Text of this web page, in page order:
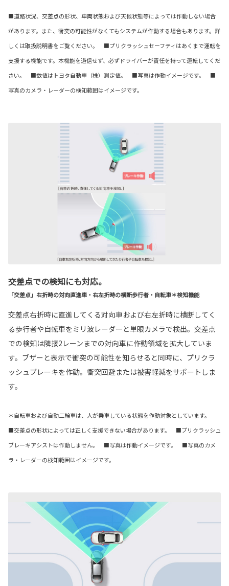
■道路状況、交差点の形状、車両状態および天候状態等によっては作動しない場合
があります。また、衝突の可能性がなくてもシステムが作動する場合もあります。詳
しくは取扱説明書をご覧ください。 ■プリクラッシュセーフティはあくまで運転を
支援する機能です。本機能を過信せず、必ずドライバーが責任を持って運転してくだ
さい。 ■数値はトヨタ自動車（株）測定値。 ■写真は作動イメージです。 ■
写真のカメラ・レーダーの検知範囲はイメージです。
交差点での検知にも対応。
「交差点」右折時の対向直進車・右左折時の横断歩行者・自転車＊検知機能
交差点右折時に直進してくる対向車および右左折時に横断してく
る歩行者や自転車をミリ波レーダーと単眼カメラで検出。交差点
での検知は隣接2レーンまでの対向車に作動領域を拡大していま
す。ブザーと表示で衝突の可能性を知らせると同時に、プリクラ
ッシュブレーキを作動。衝突回避または被害軽減をサポートしま
す。
＊自転車および自動二輪車は、人が乗車している状態を作動対象としています。
■交差点の形状によっては正しく支援できない場合があります。 ■プリクラッシュ
ブレーキアシストは作動しません。 ■写真は作動イメージです。 ■写真のカメ
ラ・レーダーの検知範囲はイメージです。